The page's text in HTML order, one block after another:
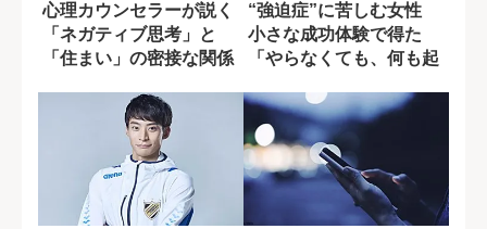
心理カウンセラーが説く
「ネガティブ思考」と
「住まい」の密接な関係
“強迫症”に苦しむ女性
小さな成功体験で得た
「やらなくても、何も起